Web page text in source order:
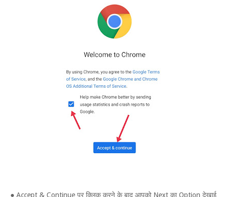
● Accept & Continue पर क्लिक करने के बाद आपको Next का Option देखाई